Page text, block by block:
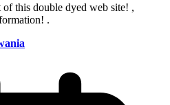
this double dyed web site! ,
.